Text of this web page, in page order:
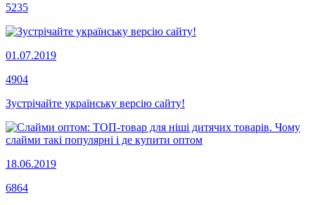
5235
01.07.2019
4904
Зустрічайте українську версію сайту!
18.06.2019
6864